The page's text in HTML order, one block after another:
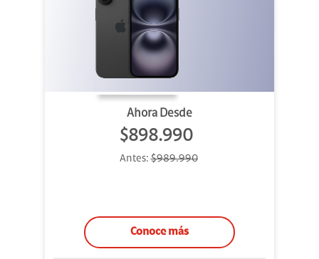
Ahora Desde
$898.990
Antes:$989.990
Conoce más